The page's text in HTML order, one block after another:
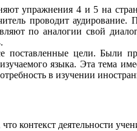
упражнения 4 и 5 на
проводит
по аналогии свой
цели. Были
языка. Эта тема
в изучении
что контекст деятельности